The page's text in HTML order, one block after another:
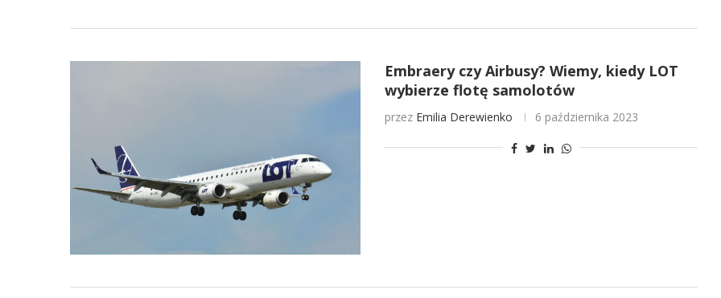
Embraery czy Airbusy? Wiemy, kiedy LOT
wybierze flotę samolotów
przez Emilia Derewienko 6 października 2023